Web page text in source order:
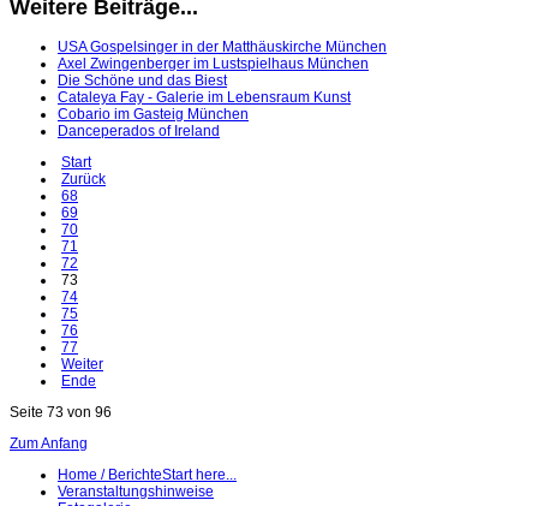
Weitere Beiträge...
USA Gospelsinger in der Matthäuskirche München
Axel Zwingenberger im Lustspielhaus München
Die Schöne und das Biest
Cataleya Fay - Galerie im Lebensraum Kunst
Cobario im Gasteig München
Danceperados of Ireland
Start
Zurück
68
69
70
71
72
73
74
75
76
77
Weiter
Ende
Seite 73 von 96
Zum Anfang
Home / BerichteStart here...
Veranstaltungshinweise